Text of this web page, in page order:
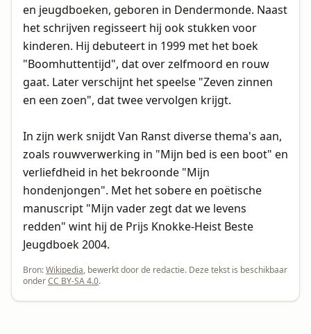
en jeugdboeken, geboren in Dendermonde. Naast
het schrijven regisseert hij ook stukken voor
kinderen. Hij debuteert in 1999 met het boek
"Boomhuttentijd", dat over zelfmoord en rouw
gaat. Later verschijnt het speelse "Zeven zinnen
en een zoen", dat twee vervolgen krijgt.
In zijn werk snijdt Van Ranst diverse thema's aan,
zoals rouwverwerking in "Mijn bed is een boot" en
verliefdheid in het bekroonde "Mijn
hondenjongen". Met het sobere en poëtische
manuscript "Mijn vader zegt dat we levens
redden" wint hij de Prijs Knokke-Heist Beste
Jeugdboek 2004.
Bron:Wikipedia, bewerkt door de redactie. Deze tekst is beschikbaar
onderCC BY-SA 4.0.